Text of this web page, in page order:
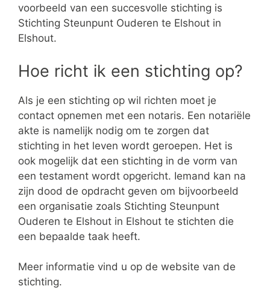
voorbeeld van een succesvolle stichting is
Stichting Steunpunt Ouderen te Elshout in
Elshout.
Hoe richt ik een stichting op?
Als je een stichting op wil richten moet je
contact opnemen met een notaris. Een notariële
akte is namelijk nodig om te zorgen dat
stichting in het leven wordt geroepen. Het is
ook mogelijk dat een stichting in de vorm van
een testament wordt opgericht. Iemand kan na
zijn dood de opdracht geven om bijvoorbeeld
een organisatie zoals Stichting Steunpunt
Ouderen te Elshout in Elshout te stichten die
een bepaalde taak heeft.
Meer informatie vind u op de website van de
stichting.